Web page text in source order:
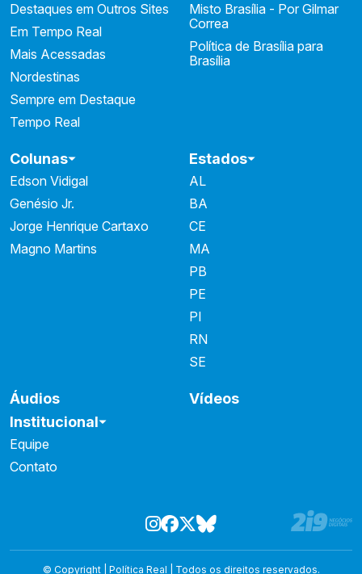
Destaques em Outros Sites
Em Tempo Real
Mais Acessadas
Nordestinas
Sempre em Destaque
Tempo Real
Misto Brasília - Por Gilmar
Correa
Política de Brasília para
Brasília
Edson Vidigal
Genésio Jr.
Jorge Henrique Cartaxo
Magno Martins
Colunas
AL
BA
CE
MA
PB
PE
PI
RN
SE
Estados
Áudios Vídeos
Equipe
Contato
Institucional
© Copyright | Política Real | Todos os direitos reservados.